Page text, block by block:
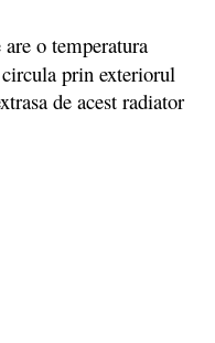
o temperatura
prin exteriorul
de acest radiator